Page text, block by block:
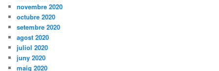
novembre 2020
octubre 2020
setembre 2020
agost 2020
juliol 2020
juny 2020
maig 2020